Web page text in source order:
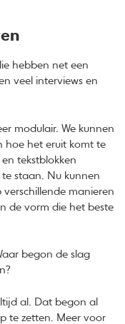
hebben net een
veel interviews en
modulair. We kunnen
hoe het eruit komt te
tekstblokken
staan. Nu kunnen
manieren
de vorm die het beste
begon de slag
al. Dat begon al
te zetten. Meer voor